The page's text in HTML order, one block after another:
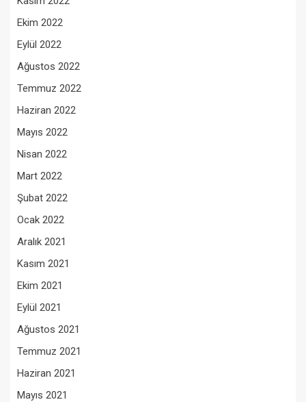
Ekim 2022
Eylül 2022
Ağustos 2022
Temmuz 2022
Haziran 2022
Mayıs 2022
Nisan 2022
Mart 2022
Şubat 2022
Ocak 2022
Aralık 2021
Kasım 2021
Ekim 2021
Eylül 2021
Ağustos 2021
Temmuz 2021
Haziran 2021
Mayıs 2021